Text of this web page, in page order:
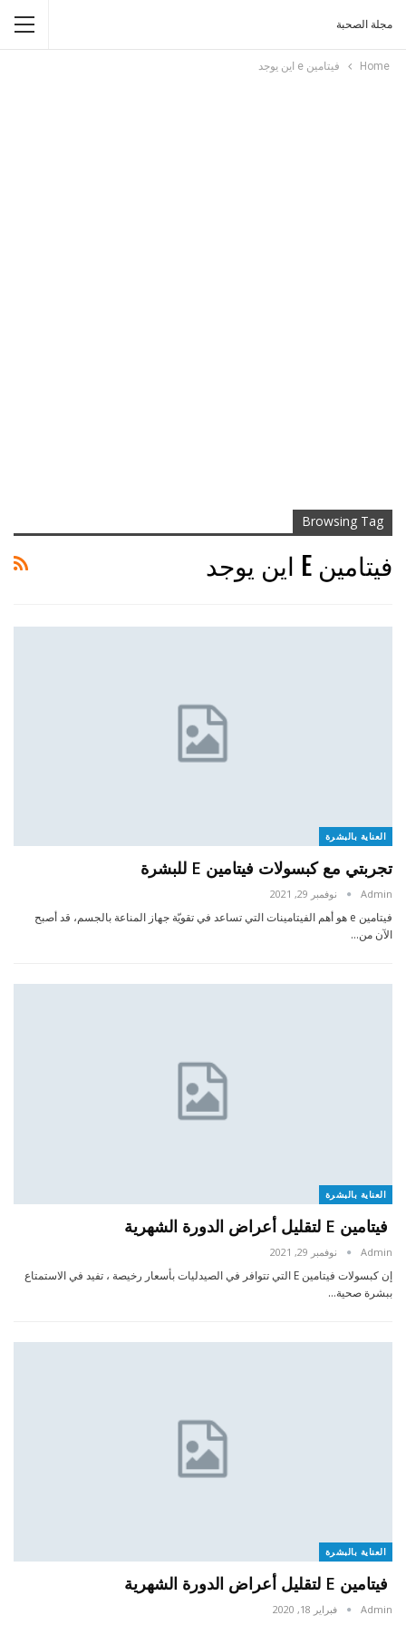
مجلة الصحبة
Home فيتامين e اين يوجد
Browsing Tag
فيتامين E اين يوجد
العناية بالبشرة
تجربتي مع كبسولات فيتامين E للبشرة
Admin نوفمبر 29, 2021
فيتامين e هو أهم الفيتامينات التي تساعد في تقويّة جهاز المناعة بالجسم، قد أصبح
الآن من…
العناية بالبشرة
فيتامين E لتقليل أعراض الدورة الشهرية
Admin نوفمبر 29, 2021
إن كبسولات فيتامين E التي تتوافر في الصيدليات بأسعار رخيصة ، تفيد في الاستمتاع
ببشرة صحية…
العناية بالبشرة
فيتامين E لتقليل أعراض الدورة الشهرية
Admin فبراير 18, 2020